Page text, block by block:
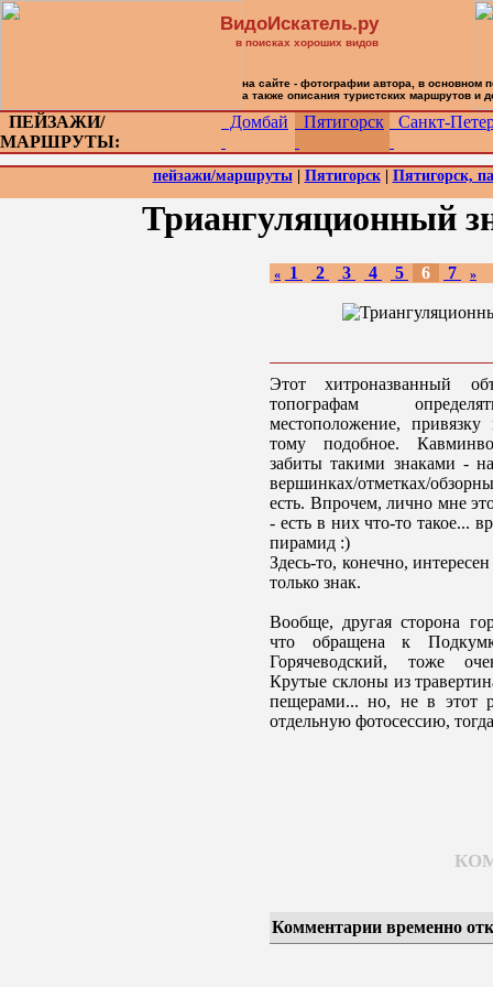
ПЕЙЗАЖИ/
МАРШРУТЫ:
Домбай Пятигорск Санкт-
пейзажи/маршруты| Пятигорск| Пятигорск,
Триангуляционный
« 1 2 3 4 5 6 7 »
Этот хитроназванный
топографам
местоположение,
тому подобное.
забиты такими знаками -
вершинках/отметках/
есть. Впрочем, лично мне
- есть в них что-то такое...
пирамид :)
Здесь-то, конечно,
только знак.
Вообще, другая сторона
что обращена к
Горячеводский, тоже
Крутые склоны из
пещерами... но, не в этот
отдельную фотосессию,
Комментарии временно
ВидоИскатель.ру
в поисках хороших видов
на сайте - фотографии автора, в основном
а также описания туристских маршрутов и